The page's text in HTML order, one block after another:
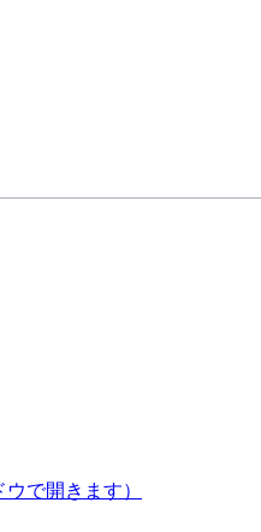
ウで開きます）